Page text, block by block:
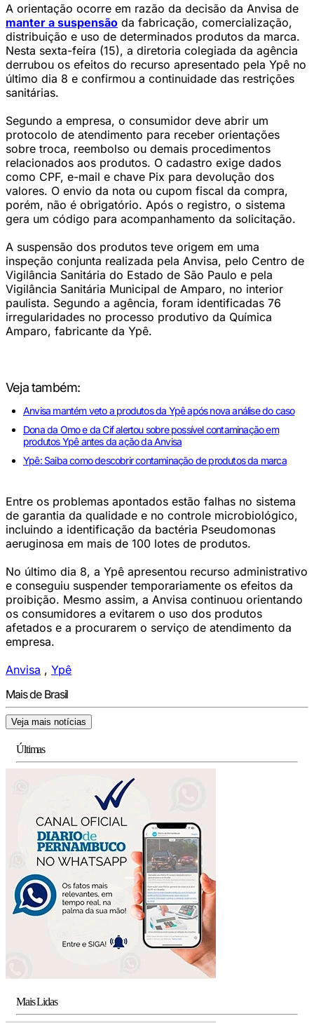
A orientação ocorre em razão da decisão da Anvisa de
manter a suspensão da fabricação, comercialização,
distribuição e uso de determinados produtos da marca.
Nesta sexta-feira (15), a diretoria colegiada da agência
derrubou os efeitos do recurso apresentado pela Ypê no
último dia 8 e confirmou a continuidade das restrições
sanitárias.
Segundo a empresa, o consumidor deve abrir um
protocolo de atendimento para receber orientações
sobre troca, reembolso ou demais procedimentos
relacionados aos produtos. O cadastro exige dados
como CPF, e-mail e chave Pix para devolução dos
valores. O envio da nota ou cupom fiscal da compra,
porém, não é obrigatório. Após o registro, o sistema
gera um código para acompanhamento da solicitação.
A suspensão dos produtos teve origem em uma
inspeção conjunta realizada pela Anvisa, pelo Centro de
Vigilância Sanitária do Estado de São Paulo e pela
Vigilância Sanitária Municipal de Amparo, no interior
paulista. Segundo a agência, foram identificadas 76
irregularidades no processo produtivo da Química
Amparo, fabricante da Ypê.
Veja também:
Anvisa mantém veto a produtos da Ypê após nova análise do caso
Dona da Omo e da Cif alertou sobre possível contaminação em
produtos Ypê antes da ação da Anvisa
Ypê: Saiba como descobrir contaminação de produtos da marca
Entre os problemas apontados estão falhas no sistema
de garantia da qualidade e no controle microbiológico,
incluindo a identificação da bactéria Pseudomonas
aeruginosa em mais de 100 lotes de produtos.
No último dia 8, a Ypê apresentou recurso administrativo
e conseguiu suspender temporariamente os efeitos da
proibição. Mesmo assim, a Anvisa continuou orientando
os consumidores a evitarem o uso dos produtos
afetados e a procurarem o serviço de atendimento da
empresa.
Anvisa , Ypê
Mais de Brasil
Veja mais notícias
Últimas
Mais Lidas